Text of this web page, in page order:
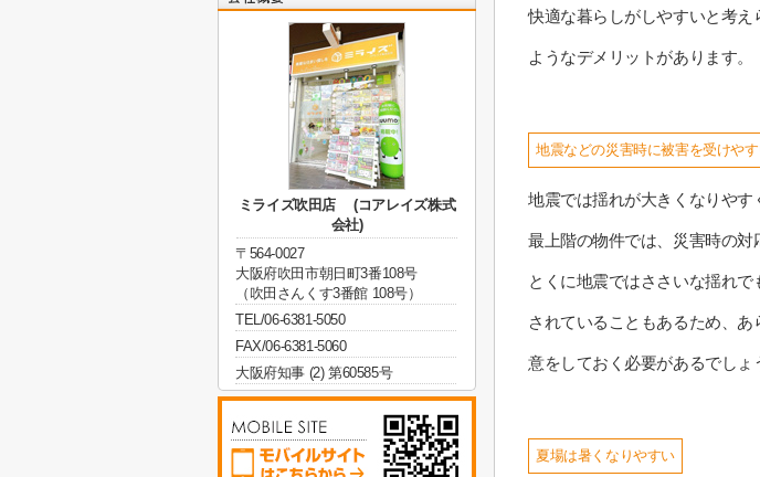
快適な暮らしがしやすいと考
ようなデメリットがあります。
地震などの災害時に被害を受けや
地震では揺れが大きくなりや
最上階の物件では、災害時の対
とくに地震ではささいな揺れ
されていることもあるため、
意をしておく必要があるでしょ
夏場は暑くなりやすい
ミライズ吹田店 (コアレイズ株式
会社)
〒564-0027
大阪府吹田市朝日町3番108号
（吹田さんくす3番館 108号）
TEL/06-6381-5050
FAX/06-6381-5060
大阪府知事 (2) 第60585号